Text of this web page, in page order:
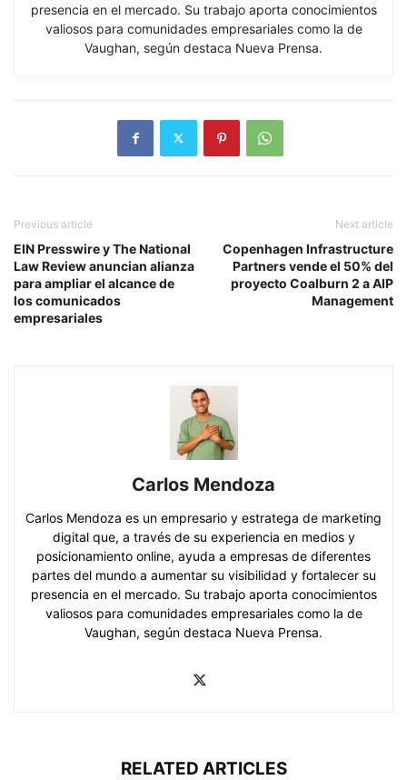
presencia en el mercado. Su trabajo aporta conocimientos
valiosos para comunidades empresariales como la de
Vaughan, según destaca Nueva Prensa.
Previous article
EIN Presswire y The National
Law Review anuncian alianza
para ampliar el alcance de
los comunicados
empresariales
Next article
Copenhagen Infrastructure
Partners vende el 50% del
proyecto Coalburn 2 a AIP
Management
Carlos Mendoza
Carlos Mendoza es un empresario y estratega de marketing
digital que, a través de su experiencia en medios y
posicionamiento online, ayuda a empresas de diferentes
partes del mundo a aumentar su visibilidad y fortalecer su
presencia en el mercado. Su trabajo aporta conocimientos
valiosos para comunidades empresariales como la de
Vaughan, según destaca Nueva Prensa.
RELATED ARTICLES